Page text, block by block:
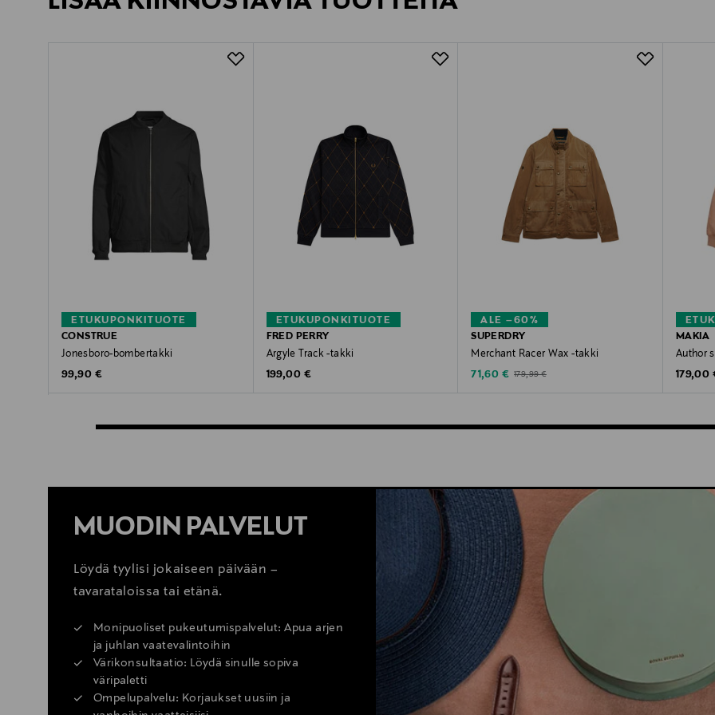
ETUKUPONKITUOTE
CONSTRUE
Jonesboro-bombertakki
Original Price
99,90 €
ETUKUPONKITUOTE
FRED PERRY
Argyle Track -takki
Original Price
199,00 €
ALE –60%
SUPERDRY
Merchant Racer Wax -takki
Discounted Price
71,60 € Original Price
179,99 €
MAKIA
Author
Original
179,00
MUODIN PALVELUT
Löydä tyylisi jokaiseen päivään –
tavarataloissa tai etänä.
Monipuoliset pukeutumispalvelut: Apua arjen
ja juhlan vaatevalintoihin
Värikonsultaatio: Löydä sinulle sopiva
väripaletti
Ompelupalvelu: Korjaukset uusiin ja